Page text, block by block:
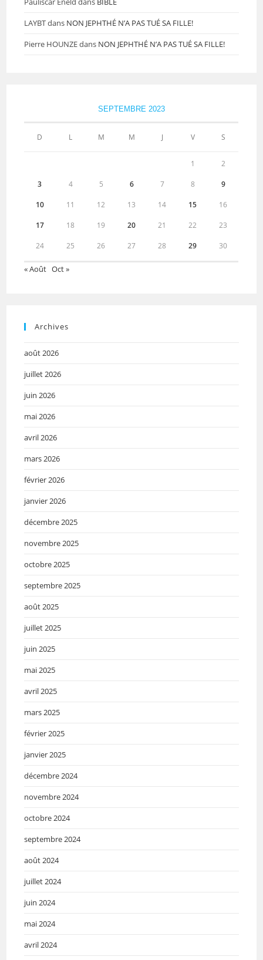
LAYBTdans NON JEPHTHÉ N’A PAS TUÉ SA FILLE!
Pierre HOUNZEdans NON JEPHTHÉ N’A PAS TUÉ SA FILLE!
SEPTEMBRE 2023
D L M M J V S
1 2
3 4 5 6 7 8 9
10 11 12 13 14 15 16
17 18 19 20 21 22 23
24 25 26 27 28 29 30
« Août Oct »
Archives
août 2026
juillet 2026
juin 2026
mai 2026
avril 2026
mars 2026
février 2026
janvier 2026
décembre 2025
novembre 2025
octobre 2025
septembre 2025
août 2025
juillet 2025
juin 2025
mai 2025
avril 2025
mars 2025
février 2025
janvier 2025
décembre 2024
novembre 2024
octobre 2024
septembre 2024
août 2024
juillet 2024
juin 2024
mai 2024
avril 2024